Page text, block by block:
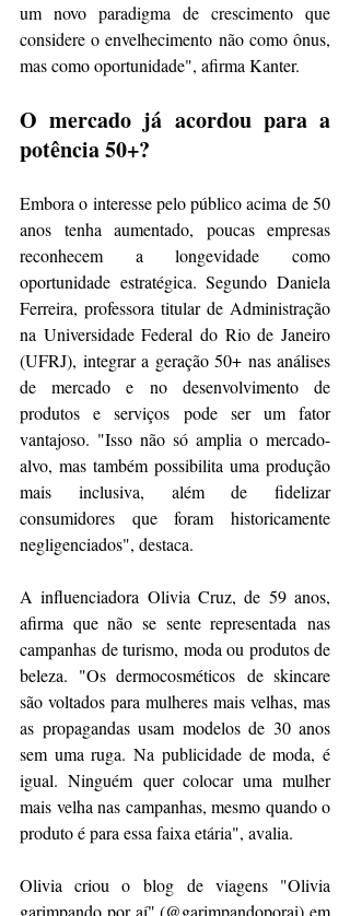
um novo paradigma de crescimento que
considere o envelhecimento não como ônus,
mas como oportunidade", afirma Kanter.
O mercado já acordou para a
potência 50+?
Embora o interesse pelo público acima de 50
anos tenha aumentado, poucas empresas
reconhecem a longevidade como
oportunidade estratégica. Segundo Daniela
Ferreira, professora titular de Administração
na Universidade Federal do Rio de Janeiro
(UFRJ), integrar a geração 50+ nas análises
de mercado e no desenvolvimento de
produtos e serviços pode ser um fator
vantajoso. "Isso não só amplia o mercado-
alvo, mas também possibilita uma produção
mais inclusiva, além de fidelizar
consumidores que foram historicamente
negligenciados", destaca.
A influenciadora Olivia Cruz, de 59 anos,
afirma que não se sente representada nas
campanhas de turismo, moda ou produtos de
beleza. "Os dermocosméticos de skincare
são voltados para mulheres mais velhas, mas
as propagandas usam modelos de 30 anos
sem uma ruga. Na publicidade de moda, é
igual. Ninguém quer colocar uma mulher
mais velha nas campanhas, mesmo quando o
produto é para essa faixa etária", avalia.
Olivia criou o blog de viagens "Olivia